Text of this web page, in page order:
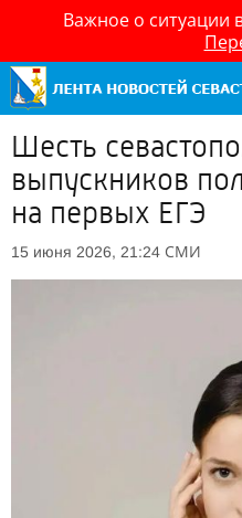
Важное о ситуации
Шесть
выпускников
на первых ЕГЭ
15 июня 2026, 21:24 СМИ